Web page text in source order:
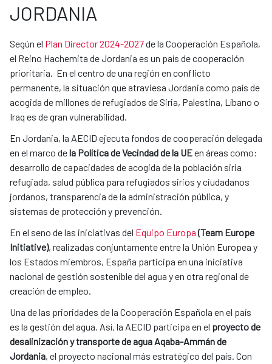
JORDANIA
Según el Plan Director 2024-2027de la Cooperación Española,
el Reino Hachemita de Jordania es un país de cooperación
prioritaria. En el centro de una región en conflicto
permanente, la situación que atraviesa Jordania como país de
acogida de millones de refugiados de Siria, Palestina, Líbano o
Iraq es de gran vulnerabilidad.
En Jordania, la AECID ejecuta fondos de cooperación delegada
en el marco dela Política de Vecindad de la UEen áreas como:
desarrollo de capacidades de acogida de la población siria
refugiada, salud pública para refugiados sirios y ciudadanos
jordanos, transparencia de la administración pública, y
sistemas de protección y prevención.
En el seno de las iniciativas del Equipo Europa (Team Europe
Initiative), realizadas conjuntamente entre la Unión Europea y
los Estados miembros, España participa en una iniciativa
nacional de gestión sostenible del agua y en otra regional de
creación de empleo.
Una de las prioridades de la Cooperación Española en el país
es la gestión del agua. Así, la AECID participa en el proyecto de
desalinización y transporte de agua Aqaba-Ammán de
Jordania, el proyecto nacional más estratégico del país. Con